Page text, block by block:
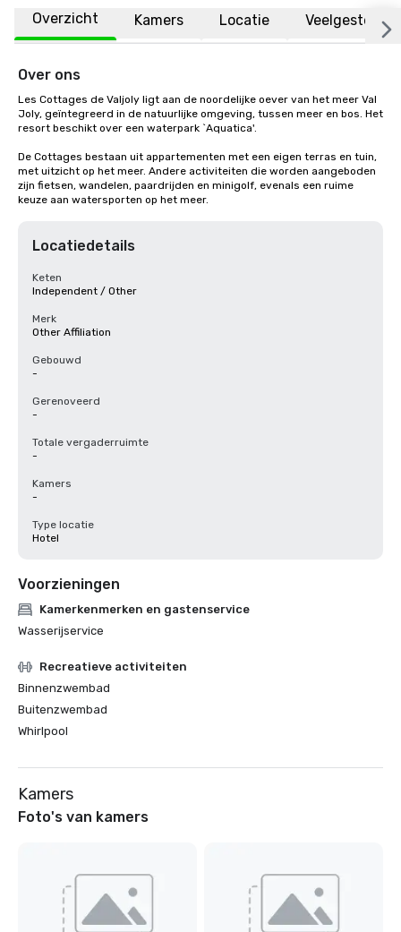
Overzicht Kamers Locatie Veelgestelde
Over ons
Les Cottages de Valjoly ligt aan de noordelijke oever van het meer Val
Joly, geïntegreerd in de natuurlijke omgeving, tussen meer en bos. Het
resort beschikt over een waterpark `Aquatica'.
De Cottages bestaan uit appartementen met een eigen terras en tuin,
met uitzicht op het meer. Andere activiteiten die worden aangeboden
zijn fietsen, wandelen, paardrijden en minigolf, evenals een ruime
keuze aan watersporten op het meer.
Locatiedetails
Keten
Independent / Other
Merk
Other Affiliation
Gebouwd
-
Gerenoveerd
-
Totale vergaderruimte
-
Kamers
-
Type locatie
Hotel
Voorzieningen
Kamerkenmerken en gastenservice
Wasserijservice
Recreatieve activiteiten
Binnenzwembad
Buitenzwembad
Whirlpool
Kamers
Foto's van kamers